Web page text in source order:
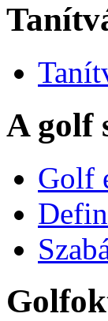
A golf
Golf